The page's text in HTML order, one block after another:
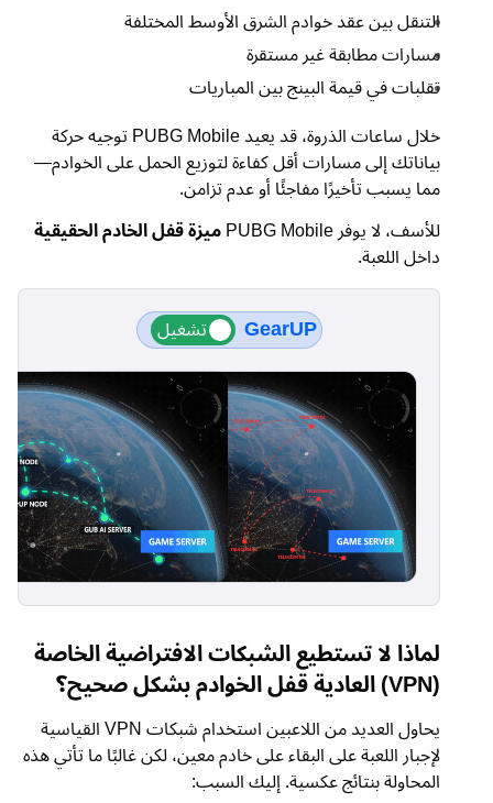
التنقل بين عقد خوادم الشرق الأوسط المختلفة
مسارات مطابقة غير مستقرة
تقلبات في قيمة البينج بين المباريات
خلال ساعات الذروة، قد يعيد PUBG Mobile توجيه حركة
بياناتك إلى مسارات أقل كفاءة لتوزيع الحمل على الخوادم—
مما يسبب تأخيرًا مفاجئًا أو عدم تزامن.
للأسف، لا يوفر PUBG Mobile
ميزة قفل الخادم الحقيقية
داخل اللعبة.
GearUP
لماذا لا تستطيع الشبكات الافتراضية الخاصة
(VPN) العادية قفل الخوادم بشكل صحيح؟
يحاول العديد من اللاعبين استخدام شبكات VPN القياسية
لإجبار اللعبة على البقاء على خادم معين، لكن غالبًا ما تأتي هذه
المحاولة بنتائج عكسية. إليك السبب: